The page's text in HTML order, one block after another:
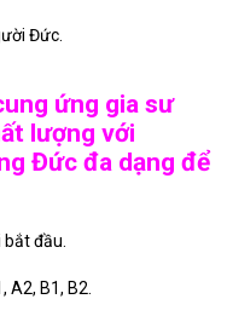
Đức.
ứng gia sư
lượng với
Đức đa dạng để
bắt đầu.
A2, B1, B2.